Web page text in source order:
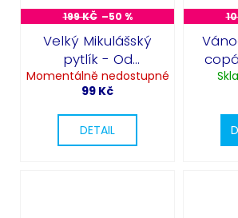
199 KČ –50 %
Velký Mikulášský
pytlík - Od
Mikuláše
Momentálně nedostupné
99 Kč
DETAIL